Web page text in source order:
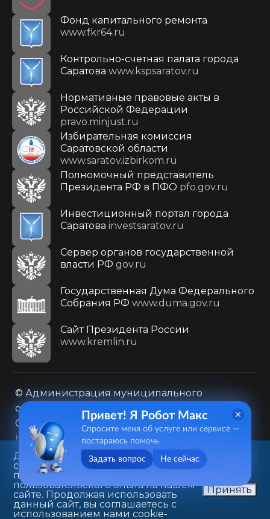
Фонд капитального ремонта
www.fkr64.ru
Контрольно-счетная палата города
Саратова www.kspsaratov.ru
Нормативные правовые акты в
Российской Федерации
pravo.minjust.ru
Избирательная комиссия
Саратовской области
www.saratov.izbirkom.ru
Полномочный представитель
Президента РФ в ПФО pfo.gov.ru
Инвестиционный портал города
Саратова investsaratov.ru
Сервер органов государственной
власти РФ gov.ru
Государственная Дума Федерального
Собрания РФ www.duma.gov.ru
Cайт Президента России
www.kremlin.ru
© Администрация муниципального
образования городского округа «Город
Саратов»
Контакты
Карта сайта
Политика в отношении обработки
персональных данных
410031, г. Саратов, ул. Первомайская, д. 78
+7(8452)26-02-49
Данный веб-сайт использует
cookie-файлы в целях
предоставления вам лучшего
пользовательского опыта на нашем
сайте. Продолжая использовать
данный сайт, вы соглашаетесь с
использованием нами cookie-
Принять
Привет! Я Робот Макс
Спросите меня об услуге или сервисе —
постараюсь помочь
Задать вопрос Не сейчас